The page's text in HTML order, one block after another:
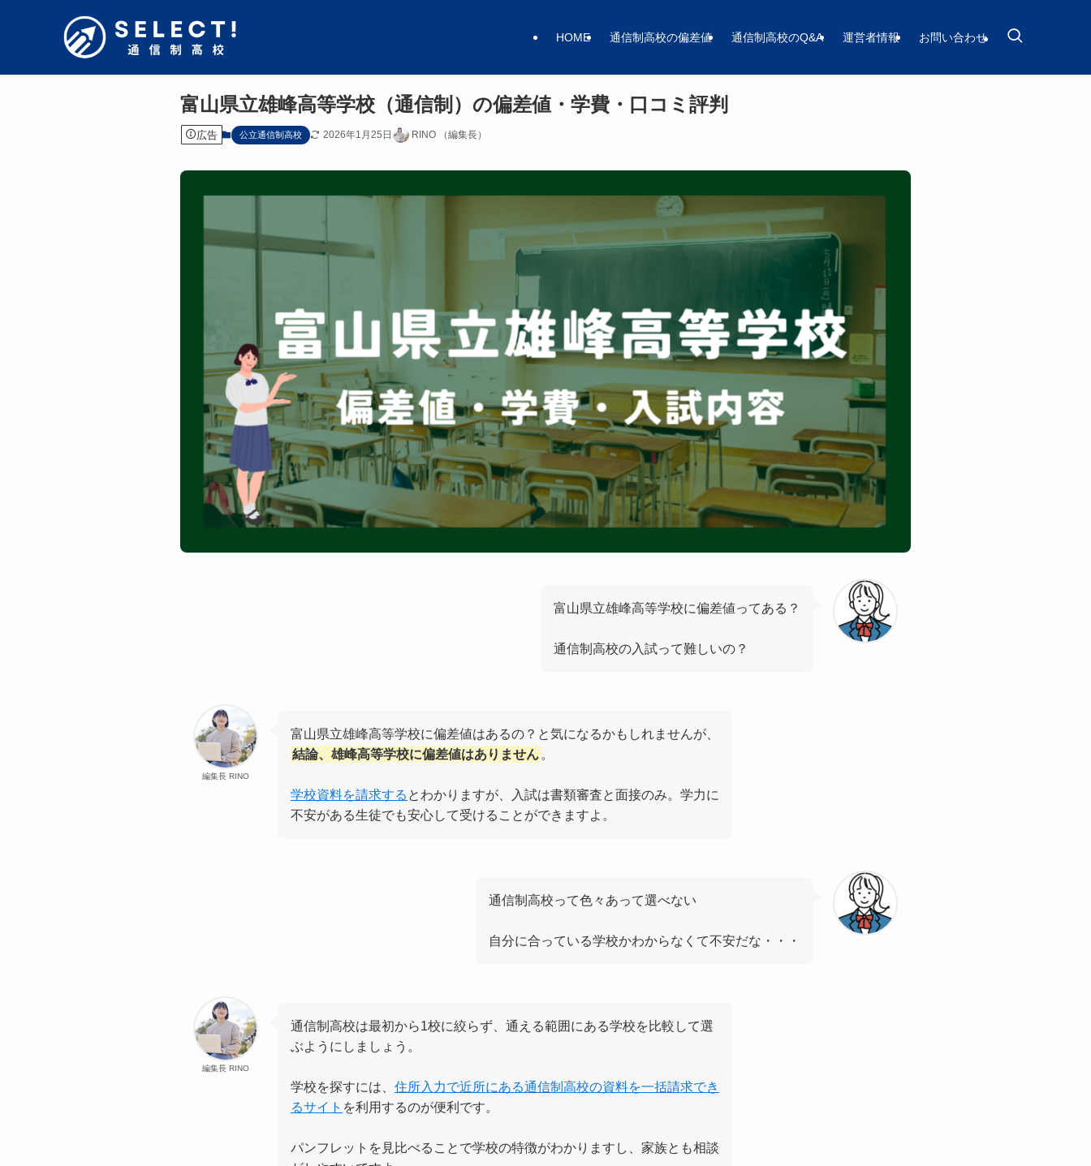
HOME 通信制高校の偏差値 通信制高校のQ&A 運営者情報 お問い合わせ
富山県立雄峰高等学校（通信制）の偏差値・学費・口コミ評判
広告 公立通信制高校 2026年1月25日 RINO （編集長）
富山県立雄峰高等学校に偏差値ってある？
通信制高校の入試って難しいの？
編集長 RINO
富山県立雄峰高等学校に偏差値はあるの？と気になるかもしれませんが、
結論、雄峰高等学校に偏差値はありません 。
学校資料を請求する とわかりますが、入試は書類審査と面接のみ。学力に
不安がある生徒でも安心して受けることができますよ。
通信制高校って色々あって選べない
自分に合っている学校かわからなくて不安だな・・・
編集長 RINO
通信制高校は最初から1校に絞らず、通える範囲にある学校を比較して選
ぶようにしましょう。
学校を探すには、 住所入力で近所にある通信制高校の資料を一括請求でき
るサイト を利用するのが便利です。
パンフレットを見比べることで学校の特徴がわかりますし、家族とも相談